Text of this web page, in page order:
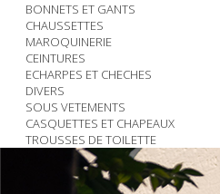
BONNETS ET GANTS
CHAUSSETTES
MAROQUINERIE
CEINTURES
ECHARPES ET CHECHES
DIVERS
SOUS VETEMENTS
CASQUETTES ET CHAPEAUX
TROUSSES DE TOILETTE